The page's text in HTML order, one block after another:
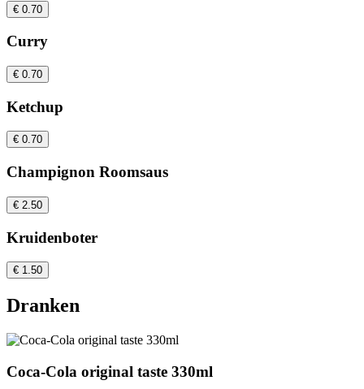
€ 0.70
Curry
€ 0.70
Ketchup
€ 0.70
Champignon Roomsaus
€ 2.50
Kruidenboter
€ 1.50
Dranken
Coca-Cola original taste 330ml